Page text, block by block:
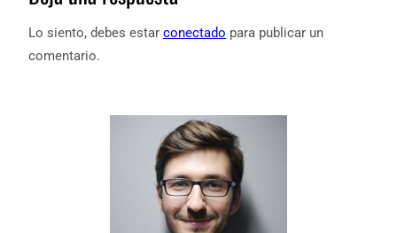
Lo siento, debes estar conectado para publicar un
comentario.